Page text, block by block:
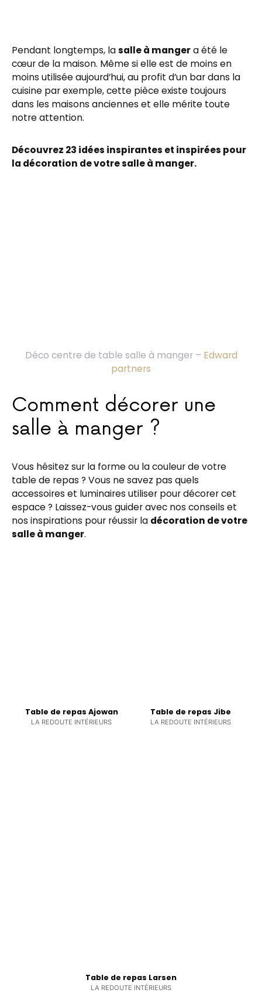
Pendant longtemps, lasalle à mangera été le
cœur de la maison. Même si elle est de moins en
moins utilisée aujourd’hui, au profit d’un bar dans la
cuisine par exemple, cette pièce existe toujours
dans les maisons anciennes et elle mérite toute
notre attention.
Découvrez 23 idées inspirantes et inspirées pour
la décoration de votre salle à manger.
Déco centre de table salle à manger – Edward
partners
Comment décorer une
salle à manger ?
Vous hésitez sur la forme ou la couleur de votre
table de repas ? Vous ne savez pas quels
accessoires et luminaires utiliser pour décorer cet
espace ? Laissez-vous guider avec nos conseils et
nos inspirations pour réussir la décoration de votre
salle à manger.
Table de repas Ajowan
LA REDOUTE INTÉRIEURS
Table de repas Jibe
LA REDOUTE INTÉRIEURS
Table de repas Larsen
LA REDOUTE INTÉRIEURS